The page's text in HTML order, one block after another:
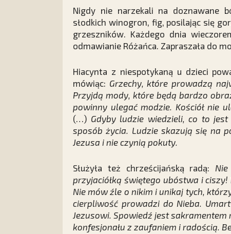
Nigdy nie narzekali na doznawane
słodkich winogron, fig, posilając się
grzeszników. Każdego dnia
odmawianie Różańca. Zapraszała do
Hiacynta z niespotykaną u dzieci
mówiąc: Grzechy, które prowadzą
Przyjdą mody, które będą bardzo
powinny ulegać modzie. Kościół nie
(…) Gdyby ludzie wiedzieli, co to
sposób życia. Ludzie skazują się na
Jezusa i nie czynią pokuty.
Służyła też chrześcijańską radą:
przyjaciółką świętego ubóstwa i
Nie mów źle o nikim i unikaj tych,
cierpliwość prowadzi do Nieba.
Jezusowi. Spowiedź jest
konfesjonału z zaufaniem i radością.